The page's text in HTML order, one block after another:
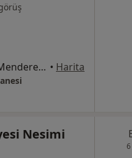
Bahçelievler Mahallesi Adnan Menderes Bulvarı No:31, Pendik • Harita
Nesimi